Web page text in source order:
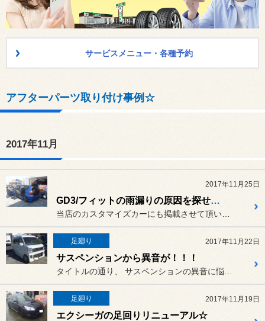
サービスメニュー・各種予約
アフターパーツ取り付け事例☆
2017年11月
2017年11月25日
GD3/フィットの雨漏りの原因を探せ！！
足廻り 2017年11月22日
サスペンションから異音が！！！
足廻り 2017年11月19日
エクシーガの足回りリニューアル☆